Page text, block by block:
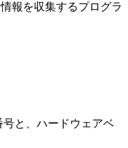
報を収集するプログラ
と、ハードウェアベ